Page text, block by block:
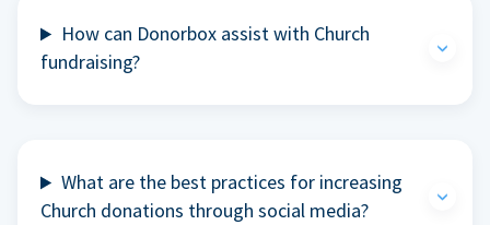
How can Donorbox assist with Church
fundraising?
What are the best practices for increasing
Church donations through social media?